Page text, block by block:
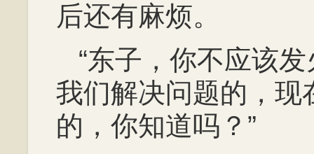
后还有麻烦。
“东子，你不应该
我们解决问题的，现
的，你知道吗？”